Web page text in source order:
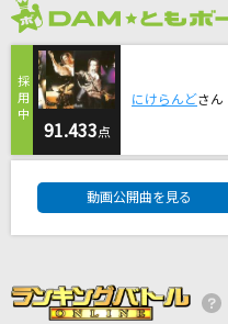
T-BOLAN
ホワイトアウト
reGretGirl
[生音]U&I
91.433点
にけらんどさん
動画公開曲を見る